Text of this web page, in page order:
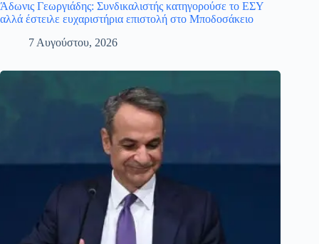
Άδωνις Γεωργιάδης: Συνδικαλιστής κατηγορούσε το ΕΣΥ
αλλά έστειλε ευχαριστήρια επιστολή στο Μποδοσάκειο
7 Αυγούστου, 2026